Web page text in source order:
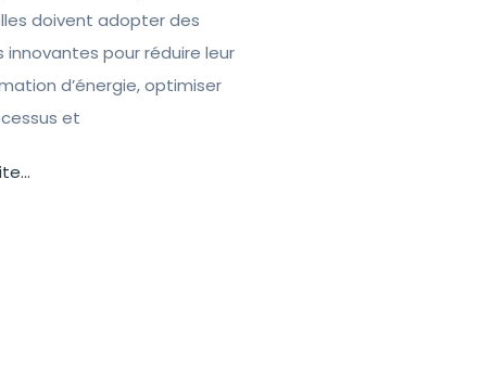
doivent adopter des
innovantes pour réduire leur
d’énergie, optimiser
et